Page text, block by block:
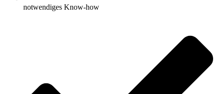
notwendiges Know-how